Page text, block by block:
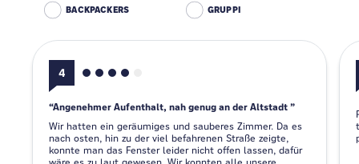
BACKPACKERS GRUPPI
4
Angenehmer Aufenthalt, nah genug an der Altstadt
Wir hatten ein geräumiges und sauberes Zimmer. Da es
nach osten, hin zu der viel befahrenen Straße zeigte,
konnte man das Fenster leider nicht offen lassen, dafür